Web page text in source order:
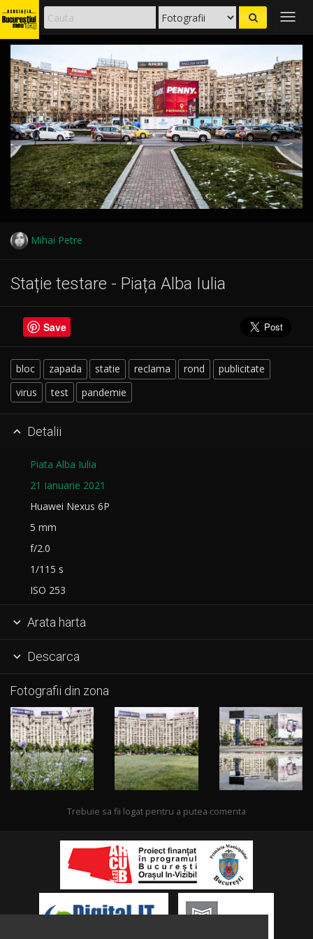
Mihai Petre
Stație testare - Piața Alba Iulia
Save
bloc zapada statie reclama rond
publicitate
virus
test pandemie
 Detalii
Piata Alba Iulia
21 Ianuarie 2021
Huawei Nexus 6P
5 mm
f/2.0
1/115 s
ISO 253
 Arata harta
 Descarca
Fotografii din zona
Trebuie sa fii logat pentru a putea comenta